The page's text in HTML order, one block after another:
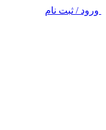
ورود / ثبت نام